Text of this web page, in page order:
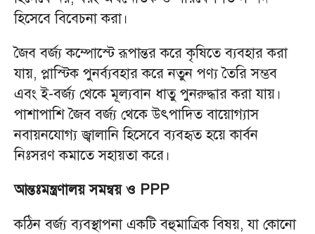
হিসেবে বিবেচনা করা।
জৈব বর্জ্য কম্পোস্টে রূপান্তর করে কৃষিতে ব্যবহার করা
যায়, প্লাস্টিক পুনর্ব্যবহার করে নতুন পণ্য তৈরি সম্ভব
এবং ই-বর্জ্য থেকে মূল্যবান ধাতু পুনরুদ্ধার করা যায়।
পাশাপাশি জৈব বর্জ্য থেকে উৎপাদিত বায়োগ্যাস
নবায়নযোগ্য জ্বালানি হিসেবে ব্যবহৃত হয়ে কার্বন
নিঃসরণ কমাতে সহায়তা করে।
আন্তঃমন্ত্রণালয় সমন্বয় ও PPP
কঠিন বর্জ্য ব্যবস্থাপনা একটি বহুমাত্রিক বিষয়, যা কোনো